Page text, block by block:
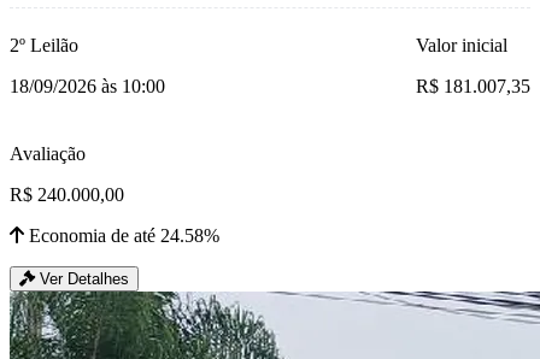
2º Leilão
18/09/2026 às 10:00
Valor inicial
R$ 181.007,35
Avaliação
R$ 240.000,00
Economia de até 24.58%
Ver Detalhes